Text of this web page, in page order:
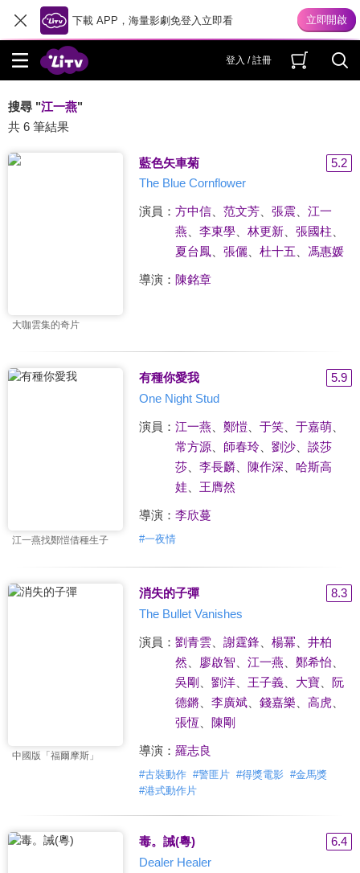
下載 APP，海量影劇免登入立即看
登入 / 註冊
搜尋 "江一燕"
共 6 筆結果
大咖雲集的奇片
藍色矢車菊
5.2
The Blue Cornflower
演員： 方中信、 范文芳、 張震、 江一
燕
李東學、 林更新、 張國柱
夏台鳳、 張儷 杜十五 馮惠媛
導演： 陳銘章
江一燕找鄭愷借種生子
有種你愛我
5.9
One Night Stud
演員： 江一燕 鄭愷、 于笑、 于嘉萌、
常方源、 師春玲、 劉沙、 談莎
莎、 李長麟、 陳作深
哈斯高
娃、 王膺然
導演： 李欣蔓
#一夜情
中國版「福爾摩斯」
消失的子彈
8.3
The Bullet Vanishes
演員： 劉青雲、 謝霆鋒 楊冪
井柏
然
廖啟智 江一燕 鄭希怡、
吳剛
劉洋、 王子義、 大寶、 阮
德鏘、 李廣斌、 錢嘉樂 高虎、
張恆、 陳剛
導演： 羅志良
#古裝動作 #警匪片 #得獎電影 #金馬獎
#港式動作片
毒。誡(粵)
6.4
Dealer Healer